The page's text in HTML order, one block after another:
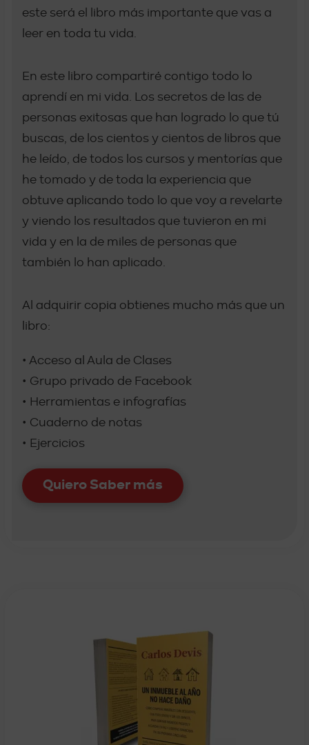
este será el libro más importante que vas a
leer en toda tu vida.
En este libro compartiré contigo todo lo
aprendí en mi vida. Los secretos de las de
personas exitosas que han logrado lo que tú
buscas, de los cientos y cientos de libros que
he leído, de todos los cursos y mentorías que
he tomado y de toda la experiencia que
obtuve aplicando todo lo que voy a revelarte
y viendo los resultados que tuvieron en mi
vida y en la de miles de personas que
también lo han aplicado.
Al adquirir copia obtienes mucho más que un
libro:
• Acceso al Aula de Clases
• Grupo privado de Facebook
• Herramientas e infografías
• Cuaderno de notas
• Ejercicios
Quiero Saber más